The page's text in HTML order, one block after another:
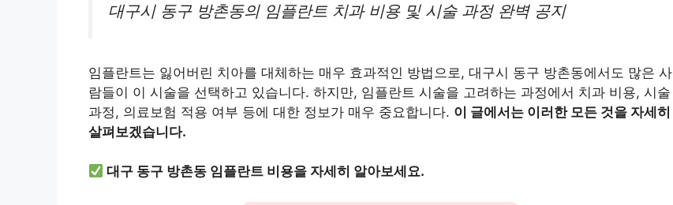
대구시 동구 방촌동의 임플란트 치과 비용 및 시술 과정 완벽 공지
임플란트는 잃어버린 치아를 대체하는 매우 효과적인 방법으로, 대구시 동구 방촌동에서도 많은 사
람들이 이 시술을 선택하고 있습니다. 하지만, 임플란트 시술을 고려하는 과정에서 치과 비용, 시술
과정, 의료보험 적용 여부 등에 대한 정보가 매우 중요합니다. 이 글에서는 이러한 모든 것을 자세히
살펴보겠습니다.
대구 동구 방촌동 임플란트 비용을 자세히 알아보세요.